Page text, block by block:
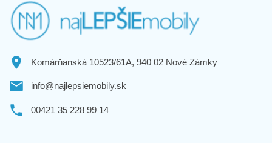
Komárňanská 10523/61A, 940 02 Nové Zámky
info@najlepsiemobily.sk
00421 35 228 99 14